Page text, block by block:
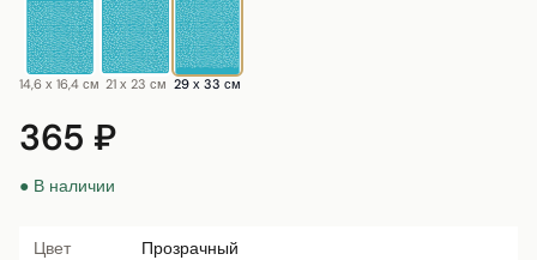
14,6 х 16,4 см 21 х 23 см 29 х 33 см
365 ₽
● В наличии
Цвет
Прозрачный